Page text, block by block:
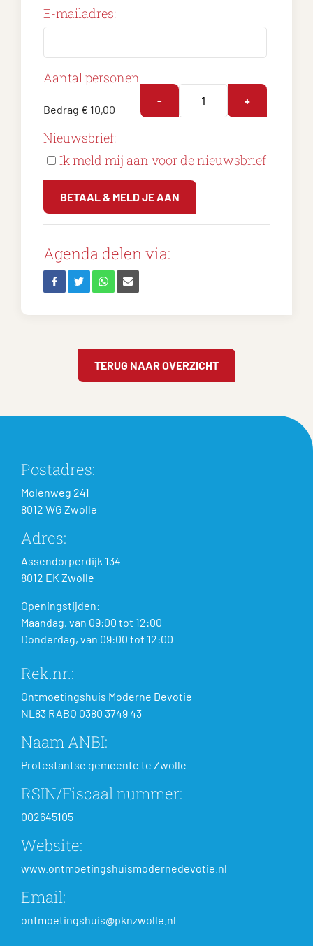
E-mailadres:
Aantal personen
- +
Bedrag € 10,00
Nieuwsbrief:
Ik meld mij aan voor de nieuwsbrief
BETAAL & MELD JE AAN
Agenda delen via:
TERUG NAAR OVERZICHT
Postadres:
Molenweg 241
8012 WG Zwolle
Adres:
Assendorperdijk 134
8012 EK Zwolle
Openingstijden:
Maandag, van 09:00 tot 12:00
Donderdag, van 09:00 tot 12:00
Rek.nr.:
Ontmoetingshuis Moderne Devotie
NL83 RABO 0380 3749 43
Naam ANBI:
Protestantse gemeente te Zwolle
RSIN/Fiscaal nummer:
002645105
Website:
www.ontmoetingshuismodernedevotie.nl
Email:
ontmoetingshuis@pknzwolle.nl